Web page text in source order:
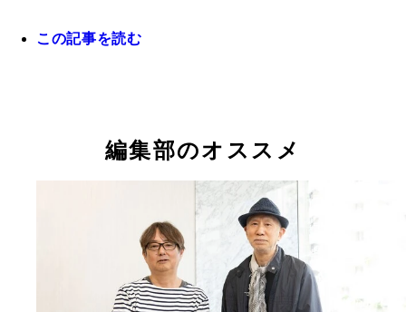
界に大きな衝撃を与えた。バックはキャラメルマ
ぷりに演奏。翌年には米・ホライゾンレコードか
ディとリズムをロックの感性で奏でた名盤
この記事を読む
編集部のオススメ